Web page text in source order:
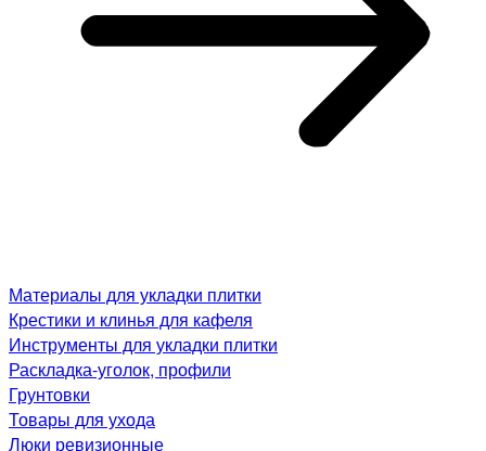
Материалы для укладки плитки
Крестики и клинья для кафеля
Инструменты для укладки плитки
Раскладка-уголок, профили
Грунтовки
Товары для ухода
Люки ревизионные